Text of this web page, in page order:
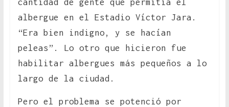
albergue en el Estadio Víctor Jara.
“Era bien indigno, y se hacían
peleas”. Lo otro que hicieron fue
habilitar albergues más pequeños a lo
largo de la ciudad.
Pero el problema se potenció por